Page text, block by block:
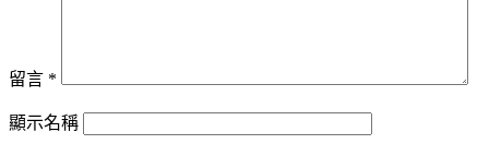
留言 *
顯示名稱